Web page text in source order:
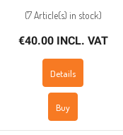
(7 Article(s) in stock)
€40.00 INCL. VAT
Details
Buy